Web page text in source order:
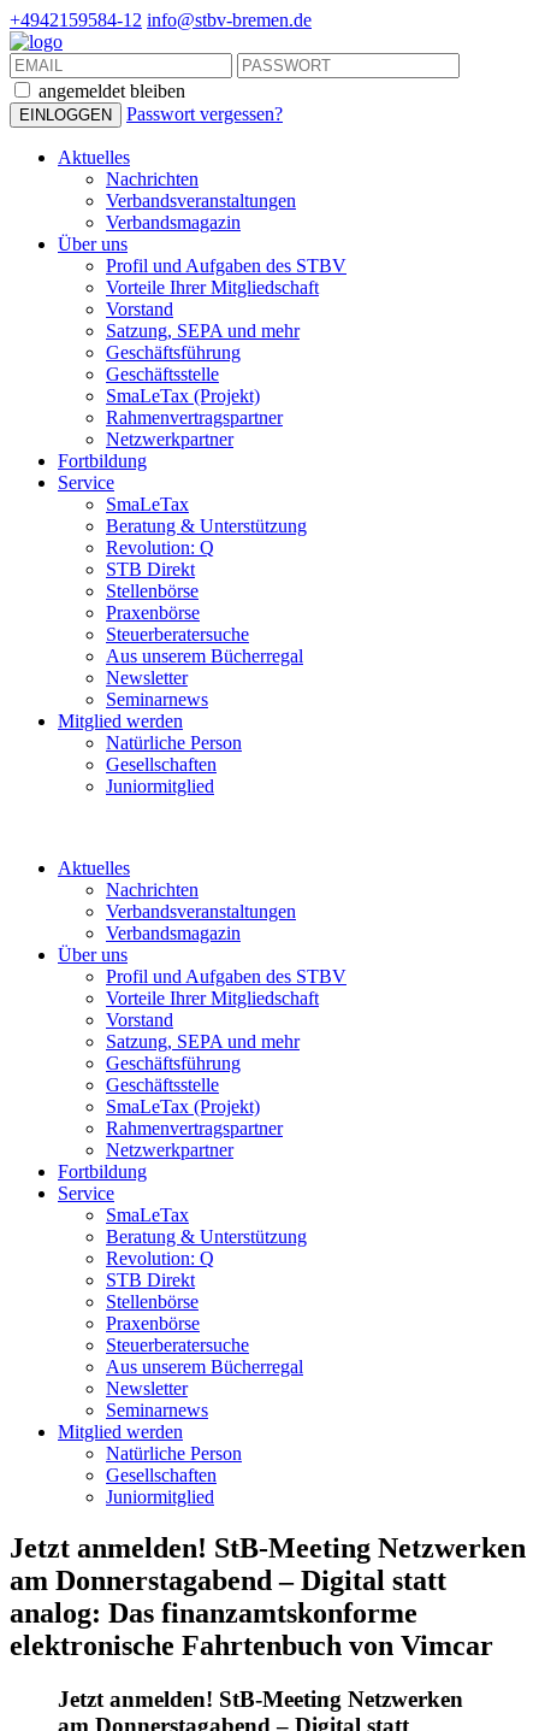
+4942159584-12 info@stbv-bremen.de
angemeldet bleiben
Passwort vergessen?
Aktuelles
Nachrichten
Verbandsveranstaltungen
Verbandsmagazin
Über uns
Profil und Aufgaben des STBV
Vorteile Ihrer Mitgliedschaft
Vorstand
Satzung, SEPA und mehr
Geschäftsführung
Geschäftsstelle
SmaLeTax (Projekt)
Rahmenvertragspartner
Netzwerkpartner
Fortbildung
Service
SmaLeTax
Beratung & Unterstützung
Revolution: Q
STB Direkt
Stellenbörse
Praxenbörse
Steuerberatersuche
Aus unserem Bücherregal
Newsletter
Seminarnews
Mitglied werden
Natürliche Person
Gesellschaften
Juniormitglied
Aktuelles
Nachrichten
Verbandsveranstaltungen
Verbandsmagazin
Über uns
Profil und Aufgaben des STBV
Vorteile Ihrer Mitgliedschaft
Vorstand
Satzung, SEPA und mehr
Geschäftsführung
Geschäftsstelle
SmaLeTax (Projekt)
Rahmenvertragspartner
Netzwerkpartner
Fortbildung
Service
SmaLeTax
Beratung & Unterstützung
Revolution: Q
STB Direkt
Stellenbörse
Praxenbörse
Steuerberatersuche
Aus unserem Bücherregal
Newsletter
Seminarnews
Mitglied werden
Natürliche Person
Gesellschaften
Juniormitglied
Jetzt anmelden! StB-Meeting Netzwerken
am Donnerstagabend – Digital statt
analog: Das finanzamtskonforme
elektronische Fahrtenbuch von Vimcar
Jetzt anmelden! StB-Meeting Netzwerken
am Donnerstagabend – Digital statt